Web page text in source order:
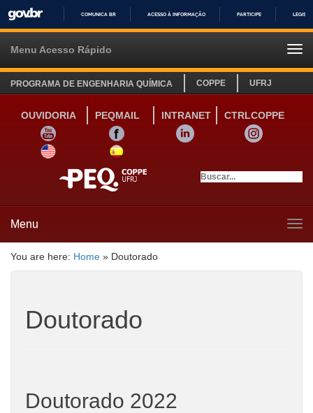
IR
COMUNICA BR ACESSO À INFORMAÇÃO PARTICIPE
Menu Acesso Rápido
PROGRAMA DE ENGENHARIA QUÍMICA COPPE UFRJ
OUVIDORIA PEQMAIL INTRANET
CTRLCOPPE
YOUTUBE
FACEBOOK LINKEDIN
INSTAGRAM
SITE INGLÊS
LINK SITE ESPANHOL
Menu
You are here: Home » Doutorado
Doutorado
Doutorado 2022